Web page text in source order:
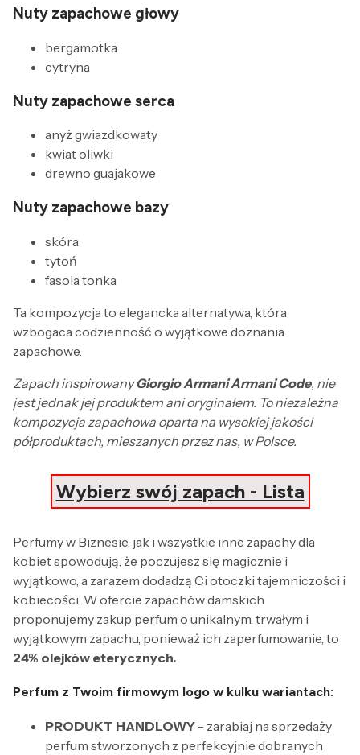
Nuty zapachowe głowy
bergamotka
cytryna
Nuty zapachowe serca
anyż gwiazdkowaty
kwiat oliwki
drewno guajakowe
Nuty zapachowe bazy
skóra
tytoń
fasola tonka
Ta kompozycja to elegancka alternatywa, która
wzbogaca codzienność o wyjątkowe doznania
zapachowe.
Zapach inspirowanyGiorgio Armani Armani Code, nie
jest jednak jej produktem ani oryginałem. To niezależna
kompozycja zapachowa oparta na wysokiej jakości
półproduktach, mieszanych przez nas, w Polsce.
Wybierz swój zapach - Lista
Perfumy w Biznesie, jak i wszystkie inne zapachy dla
kobiet spowodują, że poczujesz się magicznie i
wyjątkowo, a zarazem dodadzą Ci otoczki tajemniczości i
kobiecości. W ofercie zapachów damskich
proponujemy zakup perfum o unikalnym, trwałym i
wyjątkowym zapachu, ponieważ ich zaperfumowanie, to
24% olejków eterycznych.
Perfum z Twoim firmowym logo w kulku wariantach:
PRODUKT HANDLOWY - zarabiaj na sprzedaży
perfum stworzonych z perfekcyjnie dobranych